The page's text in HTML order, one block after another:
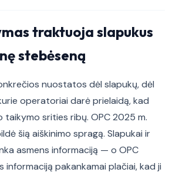
traktuoja slapukus
stebėseną
nuostatos dėl slapukų, dėl
operatoriai darė prielaidą, kad
taikymo srities ribų. OPC 2025 m.
šią aiškinimo spragą. Slapukai ir
asmens informaciją — o OPC
informaciją pakankamai plačiai, kad ji